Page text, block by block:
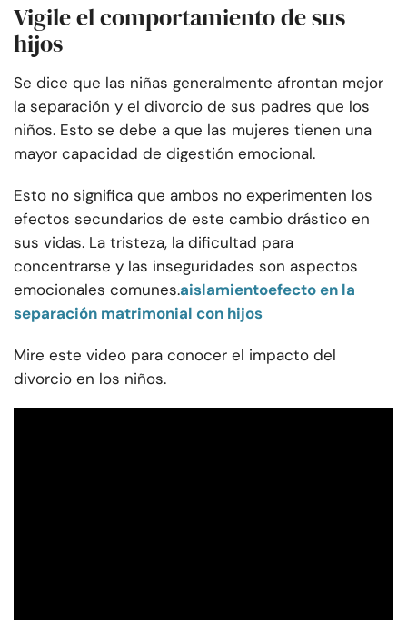
Vigile el comportamiento de sus
hijos
Se dice que las niñas generalmente afrontan mejor
la separación y el divorcio de sus padres que los
niños. Esto se debe a que las mujeres tienen una
mayor capacidad de digestión emocional.
Esto no significa que ambos no experimenten los
efectos secundarios de este cambio drástico en
sus vidas. La tristeza, la dificultad para
concentrarse y las inseguridades son aspectos
emocionales comunes.aislamientoefecto en la
separación matrimonial con hijos
Mire este video para conocer el impacto del
divorcio en los niños.